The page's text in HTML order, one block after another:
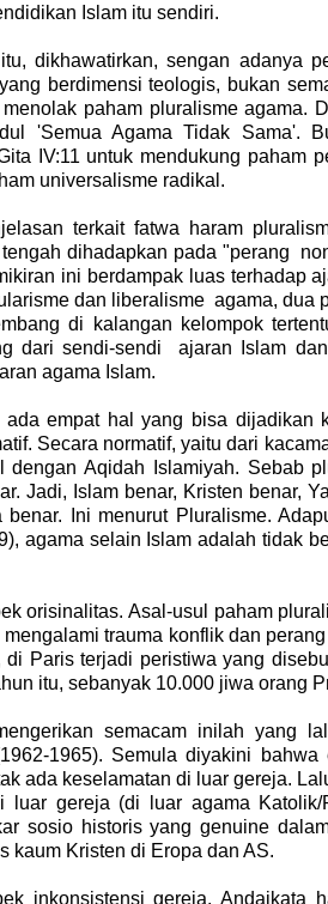
Islam itu sendiri.
dikhawatirkan, sengan adanya
berdimensi teologis, bukan
paham pluralisme agama.
'Semua Agama Tidak Sama'.
IV:11 untuk mendukung paham
universalisme radikal.
terkait fatwa haram
dihadapkan pada "perang
ini berdampak luas terhadap
dan liberalisme agama, dua
di kalangan kelompok
dari sendi-sendi ajaran Islam
agama Islam.
ada empat hal yang bisa dijadikan
Secara normatif, yaitu dari
dengan Aqidah Islamiyah. Sebab
Jadi, Islam benar, Kristen benar,
benar. Ini menurut Pluralisme.
agama selain Islam adalah tidak
orisinalitas. Asal-usul paham
mengalami trauma konflik dan
di Paris terjadi peristiwa yang
itu, sebanyak 10.000 jiwa orang
semacam inilah yang
1965). Semula diyakini
ada keselamatan di luar gereja.
luar gereja (di luar agama
sosio historis yang genuine
kaum Kristen di Eropa dan AS.
inkonsistensi gereja. Andaikata